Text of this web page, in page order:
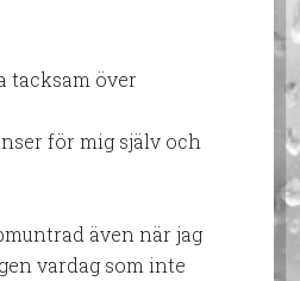
tacksam över
för mig själv och
även när jag
vardag som inte